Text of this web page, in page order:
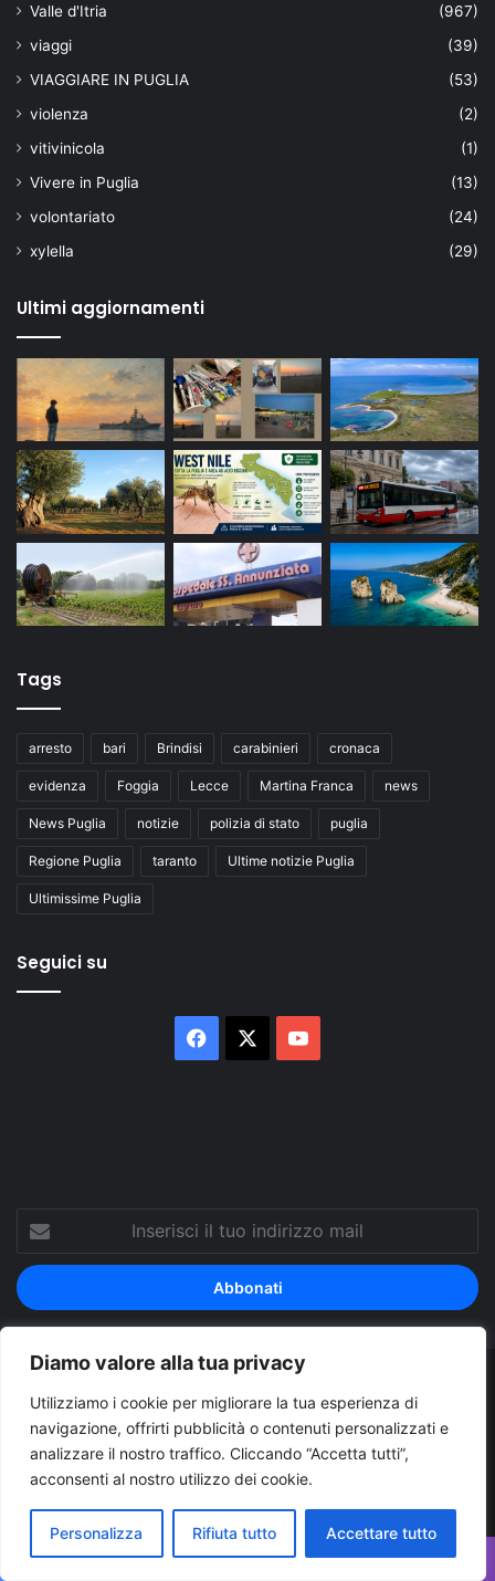
Diamo valore alla tua privacy
Utilizziamo i cookie per migliorare la tua esperienza di
navigazione, offrirti pubblicità o contenuti personalizzati e
analizzare il nostro traffico. Cliccando “Accetta tutti”,
acconsenti al nostro utilizzo dei cookie.
Personalizza Rifiuta tutto Accettare tutto
Valle d'Itria
(967)
viaggi
(39)
VIAGGIARE IN PUGLIA
(53)
violenza
(2)
vitivinicola
(1)
Vivere in Puglia
(13)
volontariato
(24)
xylella
(29)
Ultimi aggiornamenti
Tags
arresto bari Brindisi carabinieri cronaca
evidenza Foggia Lecce Martina Franca news
News Puglia notizie polizia di stato puglia
Regione Puglia taranto Ultime notizie Puglia
Ultimissime Puglia
Seguici su
Facebook
Inserisci
tuo
indirizzo
mail
Pugliapress - Quotidiano online editore associazione giornalisti
riuniti registrato presso il tribunale di Taranto al n. 569/2000 del
Cerco/Vendo
Offerte di lavoro Puglia Archivio
Contatti